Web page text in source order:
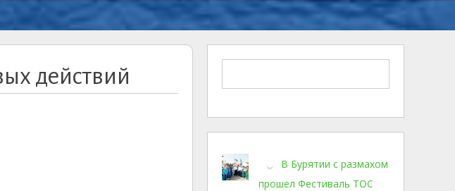
действий
В Бурятии с размахом
прошел Фестиваль ТОС